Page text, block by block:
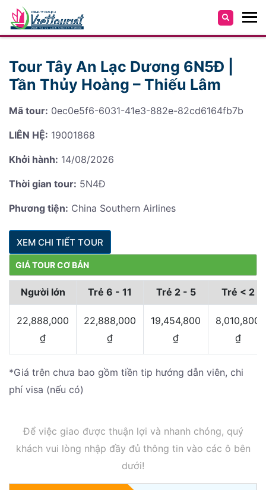
Tour Tây An Lạc Dương 6N5Đ |
Tần Thủy Hoàng – Thiếu Lâm
Mã tour: 0ec0e5f6-6031-41e3-882e-82cd6164fb7b
LIÊN HỆ: 19001868
Khởi hành: 14/08/2026
Thời gian tour: 5N4Đ
Phương tiện: China Southern Airlines
XEM CHI TIẾT TOUR
GIÁ TOUR CƠ BẢN
Người lớn Trẻ 6 - 11 Trẻ 2 - 5 Trẻ < 2
22,888,000
₫
22,888,000
₫
19,454,800
₫
8,010,800
₫
*Giá trên chưa bao gồm tiền tip hướng dẫn viên, chi
phí visa (nếu có)
Để việc giao được thuận lợi và nhanh chóng, quý
khách vui lòng nhập đầy đủ thông tin vào các ô bên
dưới!